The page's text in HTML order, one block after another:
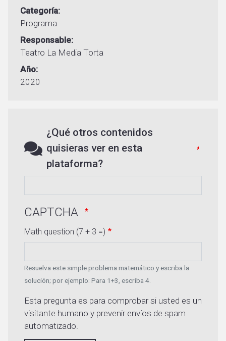
Categoría
Programa
Responsable
Teatro La Media Torta
Año
2020
¿Qué otros contenidos
quisieras ver en esta
plataforma?
CAPTCHA
Math question (7 + 3 =)
Resuelva este simple problema matemático y escriba la
solución; por ejemplo: Para 1+3, escriba 4.
Esta pregunta es para comprobar si usted es un
visitante humano y prevenir envíos de spam
automatizado.